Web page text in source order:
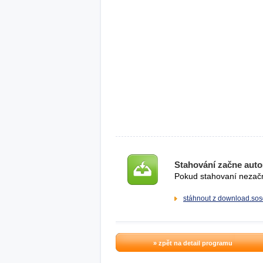
Stahování začne
Pokud stahovaní
stáhnout z
» zpět na detail programu